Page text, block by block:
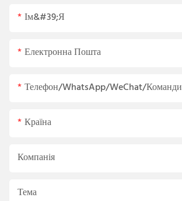
Ім&#39;я
Електронна Пошта
Телефон/WhatsApp/WeChat/Команди
Країна
Компанія
Тема